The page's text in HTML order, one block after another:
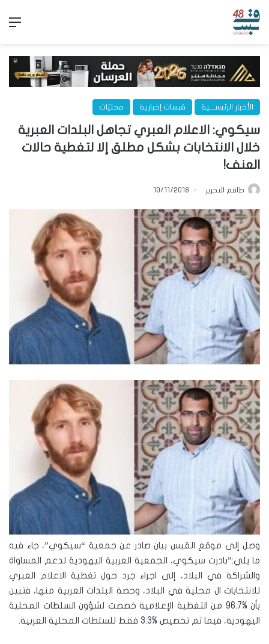
الأخبار الرئيســـية قبسات إخبارية محليّات
سيكوي: الاعلام العبري تجاهل البلدات العبرية
خلال الانتخابات بشكل مطلق إلا لتغطية حالات
العنف!
طاقم التحرير 10/11/2018
وصل إلى موقع القبس بيان صادر عن جمعية “سيكوي”، جاء فيه
ما يلي:”بادرت سيكوي، الجمعية العربية اليهودية لدعم المساواة
والشراكة في البلاد، إلى اجراء جرد حول تغطية الاعلام العبري
للانتخابات ال محلية في البلاد، وحصة البلدات العربية منها، فتبين
بأن %96.7 من التغطية الإعلامية خصصت لشؤون السلطات المحلية
اليهودية، فيما تم تخصيص %3.3 فقط للسلطات المحلية العربية.